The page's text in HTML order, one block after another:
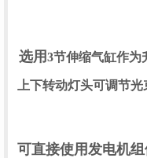
选用3节伸缩气缸作为
上下转动灯头可调节
可直接使用发电机